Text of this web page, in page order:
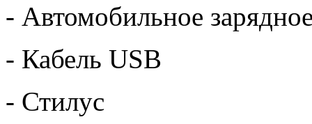
- Автомобильное
- Кабель USB
- Стилус